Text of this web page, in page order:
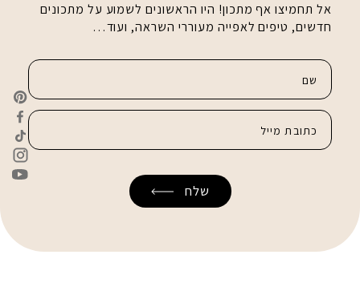
אל תחמיצו אף מתכון! היו הראשונים לשמוע על מתכונים
חדשים, טיפים לאפייה מעוררי השראה, ועוד…